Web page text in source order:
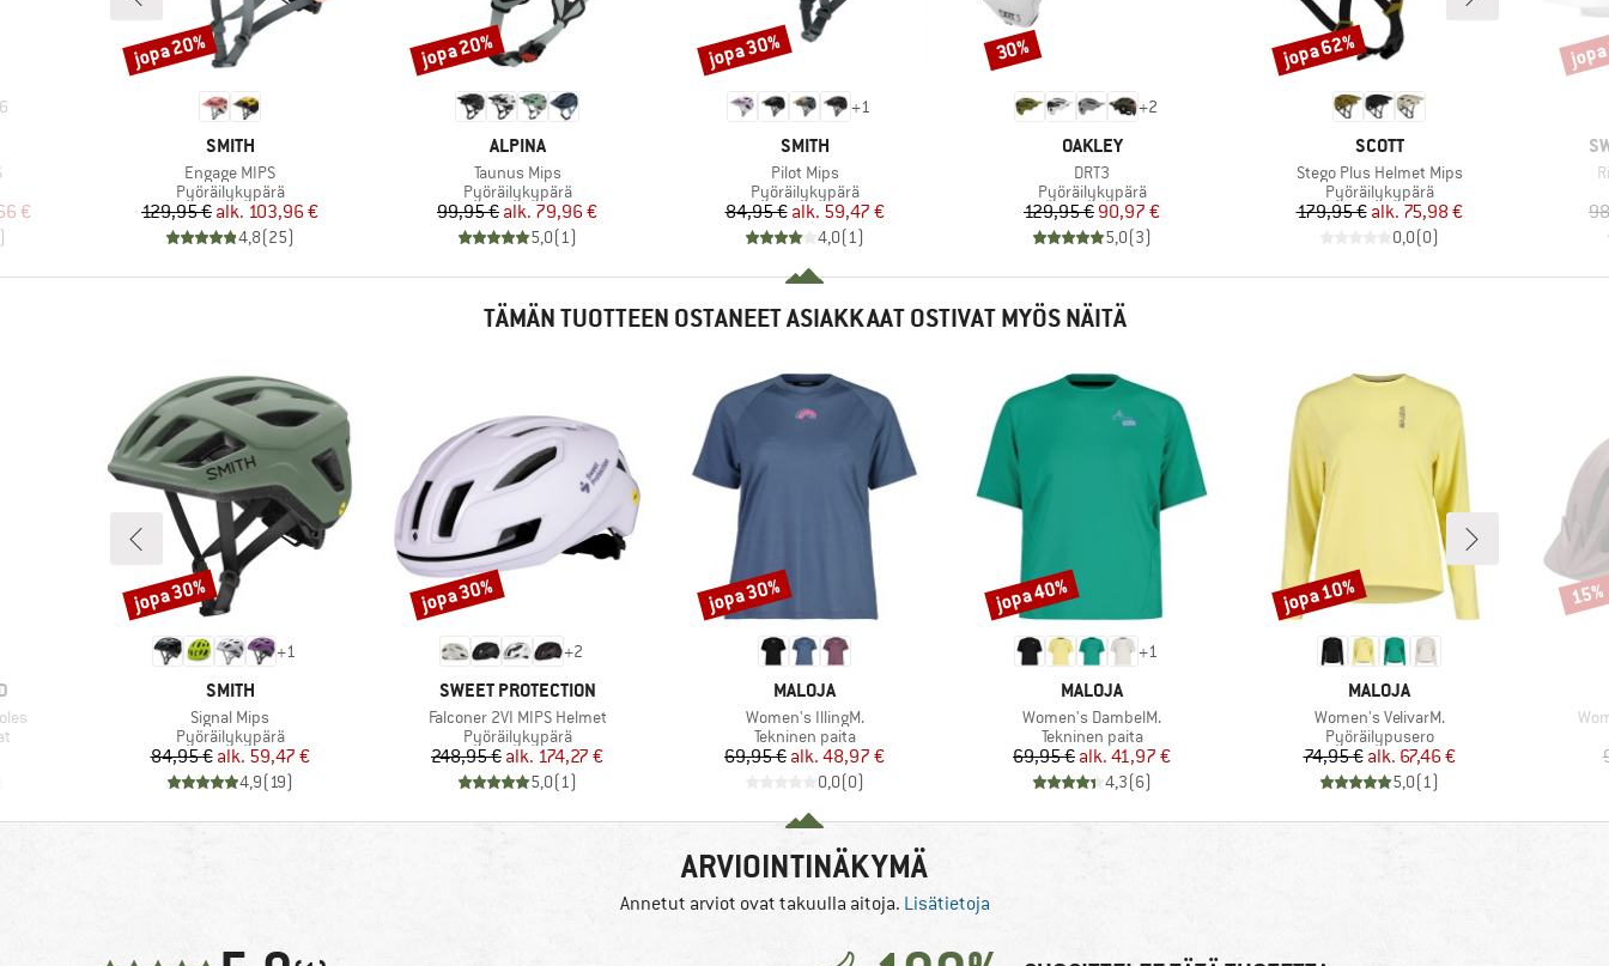
6
hinta
€
MERKKI
SMITH
Tuote
Engage MIPS
Tuoteryhmä
Pyöräilykypärä
Hinta
129,95 € Alennettu hinta
alk. 103,96 €
4,8(25)
Alennus
jopa 20%
MERKKI
ALPINA
Tuote
Taunus Mips
Tuoteryhmä
Pyöräilykypärä
Hinta
99,95 € Alennettu hinta
alk. 79,96 €
5,0(1)
Alennus
jopa 20%
+1
MERKKI
SMITH
Tuote
Pilot Mips
Tuoteryhmä
Pyöräilykypärä
Hinta
84,95 € Alennettu hinta
alk. 59,47 €
4,0(1)
Alennus
jopa 30%
+2
MERKKI
OAKLEY
Tuote
DRT3
Tuoteryhmä
Pyöräilykypärä
Hinta
129,95 €Alennettu hinta
90,97 €
5,0(3)
Alennus
30%
MERKKI
SCOTT
Tuote
Stego Plus Helmet Mips
Tuoteryhmä
Pyöräilykypärä
Hinta
179,95 € Alennettu hinta
alk. 75,98 €
0,0(0)
Alennus
jopa 62%
TÄMÄN TUOTTEEN OSTANEET ASIAKKAAT OSTIVAT MYÖS NÄITÄ
+1
MERKKI
SMITH
Tuote
Signal Mips
Tuoteryhmä
Pyöräilykypärä
Hinta
84,95 € Alennettu hinta
alk. 59,47 €
4,9(19)
Alennus
jopa 30%
+2
MERKKI
SWEET PROTECTION
Tuote
Falconer 2VI MIPS Helmet
Tuoteryhmä
Pyöräilykypärä
Hinta
248,95 € Alennettu hinta
alk. 174,27 €
5,0(1)
Alennus
jopa 30%
MERKKI
MALOJA
Tuote
Women's IllingM.
Tuoteryhmä
Tekninen paita
Hinta
69,95 € Alennettu hinta
alk. 48,97 €
0,0(0)
Alennus
jopa 30%
+1
MERKKI
MALOJA
Tuote
Women's DambelM.
Tuoteryhmä
Tekninen paita
Hinta
69,95 € Alennettu hinta
alk. 41,97 €
4,3(6)
Alennus
jopa 40%
MERKKI
MALOJA
Tuote
Women's VelivarM.
Tuoteryhmä
Pyöräilypusero
Hinta
74,95 € Alennettu hinta
alk. 67,46 €
5,0(1)
Alennus
jopa 10% 15%
ARVIOINTINÄKYMÄ
Annetut arviot ovat takuulla aitoja. Lisätietoja